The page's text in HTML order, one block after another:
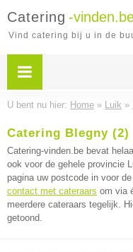
Catering -
Vind catering bij u in de
U bent nu hier: Home » Luik »
Catering Blegny (2)
Catering-vinden.be bevat
ook voor de gehele provincie
pagina uw postcode in voor
contact met cateraars om via
meerdere cateraars tegelijk.
getoond.